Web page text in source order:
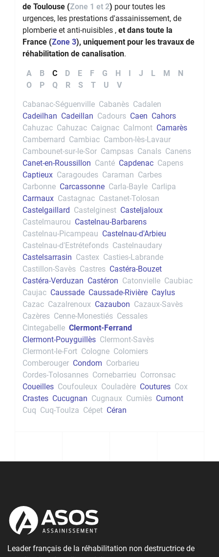
de Toulouse (Zone 1 et 2) pour toutes les
urgences, les prestations d'assainissement, de
plomberie et anti-nuisibles , et dans toute la
France (Zone 3), uniquement pour les travaux de
réhabilitation de canalisation.
A B C D E F G H I J L M
N
O
P Q R S T U V
Cabanac-Séguenville Cabanès Cadalen
Cadeilhan Cadeillan Cadours Caen Cahors
Cahuzac Cahuzac Caignac Calmont Camarès
Cambernard Cambiac Cambon-lès-Lavaur
Cambounet-sur-le-Sor Campsas Canals Canens
Canet-en-Roussillon Canté Capdenac Capens
Captieux Caragoudes Caraman Carbes
Carbonne Carcassonne Carla-Bayle Carlipa
Carmaux Castagnac Castanet-Tolosan
Castelgaillard Castelginest Casteljaloux
Castelmaurou Castelnau-Barbarens
Castelnau-Picampeau Castelnau-d'Arbieu
Castelnau-d'Estrétefonds Castelnaudary
Castelsarrasin Castex Casties-Labrande
Castillon-Savès Castres Castéra-Bouzet
Castéra-Verduzan Castéron Catonvielle Caubiac
Caujac Caussade Caussade-Rivière Caylus
Cazac Cazalrenoux Cazaubon Cazaux-Savès
Cazères Cenne-Monestiés Cessales
Cintegabelle Clermont-Ferrand
Clermont-Pouyguillès Clermont-Savès
Clermont-le-Fort Cologne Colomiers
Comberouger Condom Corbarieu
Cordes-Tolosannes Cornebarrieu Corronsac
Coueilles Coufouleux Couladère Coutures Cox
Crastes Cucugnan Cugnaux Cumiès Cumont
Cuq Cuq-Toulza Cépet Céran
Leader français de la réhabilitation non destructrice de